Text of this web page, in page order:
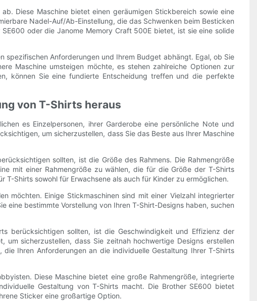
Diese Maschine bietet einen geräumigen Stickbereich sowie eine
Nadel-Auf/Ab-Einstellung, die das Schwenken beim Besticken
oder die Janome Memory Craft 500E bietet, ist sie eine solide
spezifischen Anforderungen und Ihrem Budget abhängt. Egal, ob Sie
Maschine umsteigen möchte, es stehen zahlreiche Optionen zur
können Sie eine fundierte Entscheidung treffen und die perfekte
von T-Shirts heraus
es Einzelpersonen, ihrer Garderobe eine persönliche Note und
um sicherzustellen, dass Sie das Beste aus Ihrer Maschine
sollten, ist die Größe des Rahmens. Die Rahmengröße
mit einer Rahmengröße zu wählen, die für die Größe der T-Shirts
Shirts sowohl für Erwachsene als auch für Kinder zu ermöglichen.
möchten. Einige Stickmaschinen sind mit einer Vielzahl integrierter
eine bestimmte Vorstellung von Ihren T-Shirt-Designs haben, suchen
berücksichtigen sollten, ist die Geschwindigkeit und Effizienz der
sicherzustellen, dass Sie zeitnah hochwertige Designs erstellen
Ihren Anforderungen an die individuelle Gestaltung Ihrer T-Shirts
Diese Maschine bietet eine große Rahmengröße, integrierte
Gestaltung von T-Shirts macht. Die Brother SE600 bietet
Sticker eine großartige Option.